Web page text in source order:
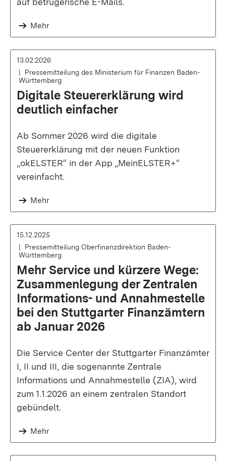
Mehr
13.02.2026
Pressemitteilung des Ministerium für Finanzen Baden-
Württemberg
Digitale Steuererklärung wird
deutlich einfacher
Ab Sommer 2026 wird die digitale
Steuererklärung mit der neuen Funktion
„okELSTER“ in der App „MeinELSTER+“
vereinfacht.
Mehr
15.12.2025
Pressemitteilung Oberfinanzdirektion Baden-
Württemberg
Mehr Service und kürzere Wege:
Zusammenlegung der Zentralen
Informations- und Annahmestelle
bei den Stuttgarter Finanzämtern
ab Januar 2026
Die Service Center der Stuttgarter Finanzämter
I, II und III, die sogenannte Zentrale
Informations und Annahmestelle (ZIA), wird
zum 1.1.2026 an einem zentralen Standort
gebündelt.
Mehr